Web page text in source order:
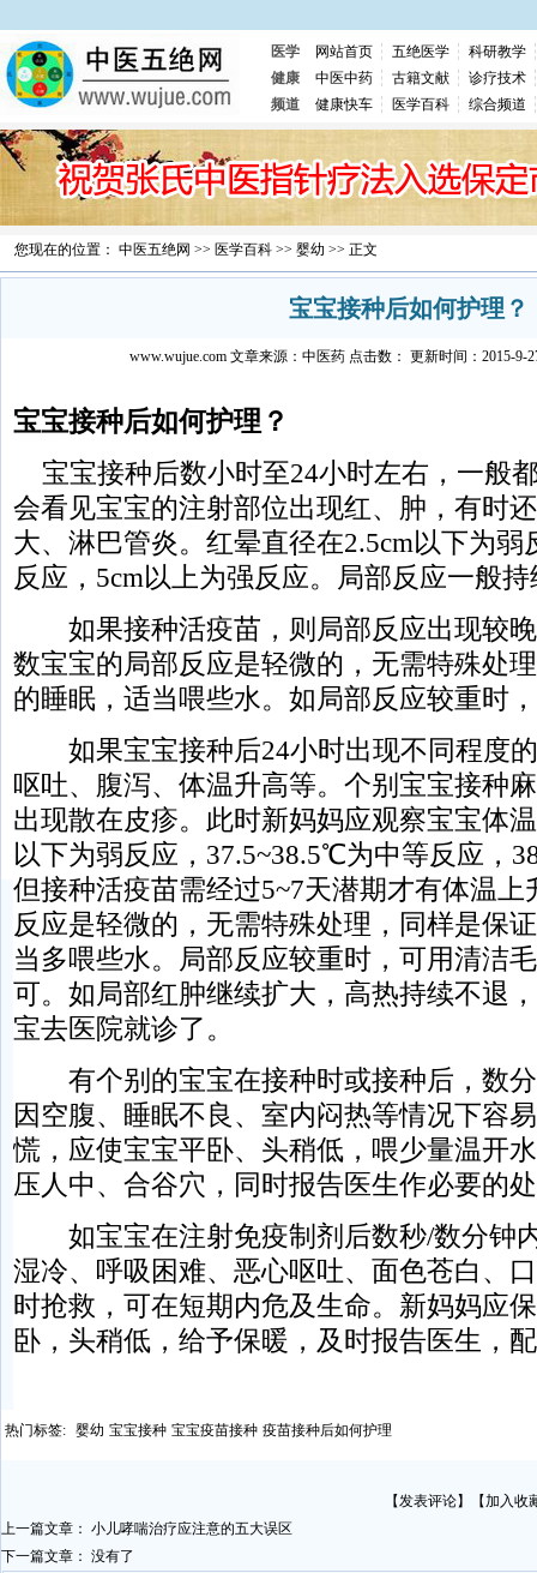
医学 网站首页 五绝医学
科研教学
健康
中医中药 古籍文献
诊疗技术
频道
健康快车 医学百科 综合频道
您现在的位置： 中医五绝网 >> 医学百科 >> 婴幼 >> 正文
宝宝接种后如何护理？
www.wujue.com 文章来源： 中医药 点击数： 更新时间：2015-9-
宝宝接种后如何护理？
宝宝接种后数小时至24小时左右，一般
会看见宝宝的注射部位出现红、肿，有时
大、淋巴管炎。红晕直径在2.5cm以下为弱
反应，5cm以上为强反应。局部反应一般持
如果接种活疫苗，则局部反应出现较晚
数宝宝的局部反应是轻微的，无需特殊处
的睡眠，适当喂些水。如局部反应较重时
如果宝宝接种后24小时出现不同程度的
呕吐、腹泻、体温升高等。个别宝宝接种
出现散在皮疹。此时新妈妈应观察宝宝体
以下为弱反应，37.5~38.5℃为中等反应，
但接种活疫苗需经过5~7天潜期才有体温
反应是轻微的，无需特殊处理，同样是保
当多喂些水。局部反应较重时，可用清洁
可。如局部红肿继续扩大，高热持续不退
宝去医院就诊了。
有个别的宝宝在接种时或接种后，数分
因空腹、睡眠不良、室内闷热等情况下容
慌，应使宝宝平卧、头稍低，喂少量温开
压人中、合谷穴，同时报告医生作必要的
如宝宝在注射免疫制剂后数秒/数分钟
湿冷、呼吸困难、恶心呕吐、面色苍白、
时抢救，可在短期内危及生命。新妈妈应
卧，头稍低，给予保暖，及时报告医生，
热门标签: 婴幼 宝宝接种 宝宝疫苗接种 疫苗接种后如何护理
【发表评论】【加入收
上一篇文章： 小儿哮喘治疗应注意的五大误区
下一篇文章： 没有了